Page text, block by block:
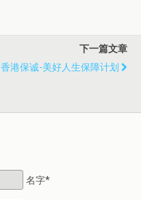
下一篇文章
香港保诚-美好人生保障计划
名字*